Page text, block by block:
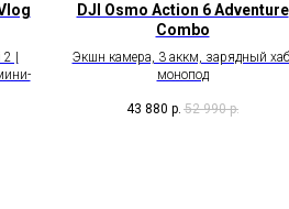
|
DJI Osmo Action 6 Adventure
Combo
Экшн камера, 3 аккм, зарядный
монопод
43 880 р. 52 990 р.